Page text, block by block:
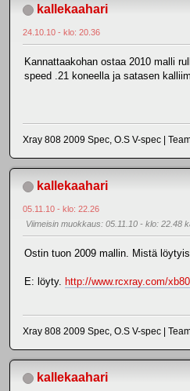
kallekaahari
24.10.10 - klo: 20.36
Kannattaakohan ostaa 2010 malli
speed .21 koneella ja satasen
Xray 808 2009 Spec, O.S V-spec |
kallekaahari
05.11.10 - klo: 22.26
Viimeisin muokkaus: 05.11.10 - klo: 22.48
Ostin tuon 2009 mallin. Mistä
E: löyty. http://www.rcxray.com/
Xray 808 2009 Spec, O.S V-spec |
kallekaahari